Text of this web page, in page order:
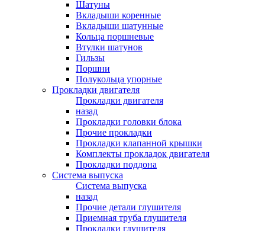
Шатуны
Вкладыши коренные
Вкладыши шатунные
Кольца поршневые
Втулки шатунов
Гильзы
Поршни
Полукольца упорные
Прокладки двигателя
Прокладки двигателя
назад
Прокладки головки блока
Прочие прокладки
Прокладки клапанной крышки
Комплекты прокладок двигателя
Прокладки поддона
Система выпуска
Система выпуска
назад
Прочие детали глушителя
Приемная труба глушителя
Прокладки глушителя